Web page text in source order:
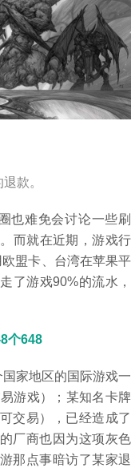
款。
也难免会讨论一些刷
。而就在近期，游戏行
欧盟卡、台湾在苹果平
了游戏90%的流水，
个648
家地区的国际游戏一
游戏）；某知名卡牌
交易），已经造成了
厂商也因为这项灰色
那点事暗访了某家退